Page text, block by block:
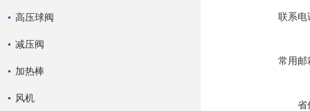
高压球阀
减压阀
加热棒
风机
联系电
常用邮
省